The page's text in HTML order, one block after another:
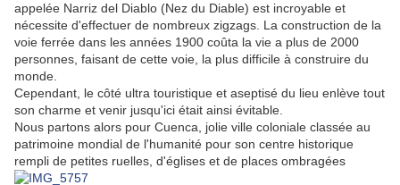
appelée Narriz del Diablo (Nez du Diable) est incroyable et
nécessite d'effectuer de nombreux zigzags. La construction de la
voie ferrée dans les années 1900 coûta la vie a plus de 2000
personnes, faisant de cette voie, la plus difficile à construire du
monde.
Cependant, le côté ultra touristique et aseptisé du lieu enlève tout
son charme et venir jusqu'ici était ainsi évitable.
Nous partons alors pour Cuenca, jolie ville coloniale classée au
patrimoine mondial de l'humanité pour son centre historique
rempli de petites ruelles, d'églises et de places ombragées